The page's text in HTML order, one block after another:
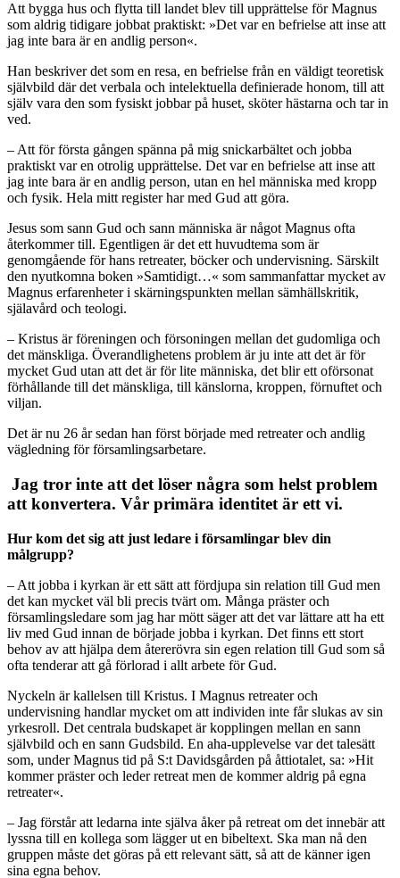
Att bygga hus och flytta till landet blev till upprättelse för Magnus
som aldrig tidigare jobbat praktiskt: »Det var en befrielse att inse att
jag inte bara är en andlig person«.
Han beskriver det som en resa, en befrielse från en väldigt teoretisk
självbild där det verbala och intelektuella definierade honom, till att
själv vara den som fysiskt jobbar på huset, sköter hästarna och tar in
ved.
– Att för första gången spänna på mig snickarbältet och jobba
praktiskt var en otrolig upprättelse. Det var en befrielse att inse att
jag inte bara är en andlig person, utan en hel människa med kropp
och fysik. Hela mitt register har med Gud att göra.
Jesus som sann Gud och sann människa är något Magnus ofta
återkommer till. Egentligen är det ett huvudtema som är
genomgående för hans retreater, böcker och undervisning. Särskilt
den nyutkomna boken »Samtidigt…« som sammanfattar mycket av
Magnus erfarenheter i skärningspunkten mellan sämhällskritik,
själavård och teologi.
– Kristus är föreningen och försoningen mellan det gudomliga och
det mänskliga. Överandlighetens problem är ju inte att det är för
mycket Gud utan att det är för lite människa, det blir ett oförsonat
förhållande till det mänskliga, till känslorna, kroppen, förnuftet och
viljan.
Det är nu 26 år sedan han först började med retreater och andlig
vägledning för församlingsarbetare.
Jag tror inte att det löser några som helst problem
att konvertera. Vår primära identitet är ett vi.
Hur kom det sig att just ledare i församlingar blev din
målgrupp?
– Att jobba i kyrkan är ett sätt att fördjupa sin relation till Gud men
det kan mycket väl bli precis tvärt om. Många präster och
församlingsledare som jag har mött säger att det var lättare att ha ett
liv med Gud innan de började jobba i kyrkan. Det finns ett stort
behov av att hjälpa dem återerövra sin egen relation till Gud som så
ofta tenderar att gå förlorad i allt arbete för Gud.
Nyckeln är kallelsen till Kristus. I Magnus retreater och
undervisning handlar mycket om att individen inte får slukas av sin
yrkesroll. Det centrala budskapet är kopplingen mellan en sann
självbild och en sann Gudsbild. En aha-upplevelse var det talesätt
som, under Magnus tid på S:t Davidsgården på åttiotalet, sa: »Hit
kommer präster och leder retreat men de kommer aldrig på egna
retreater«.
– Jag förstår att ledarna inte själva åker på retreat om det innebär att
lyssna till en kollega som lägger ut en bibeltext. Ska man nå den
gruppen måste det göras på ett relevant sätt, så att de känner igen
sina egna behov.